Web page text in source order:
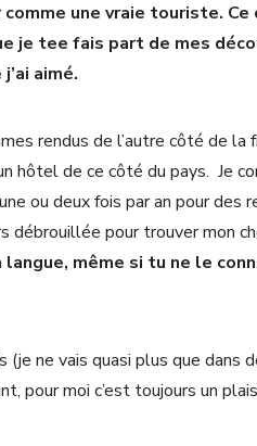
une vraie touriste. Ce
je tee fais part de mes
aimé.
rendus de l’autre côté de la
hôtel de ce côté du pays. Je
ou deux fois par an pour des
débrouillée pour trouver mon
langue, même si tu ne le
ne vais quasi plus que dans
pour moi c’est toujours un